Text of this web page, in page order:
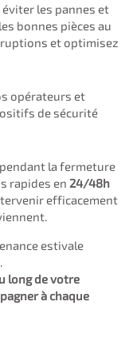
les pannes et
bonnes pièces au
et optimisez
opérateurs et
de sécurité
la fermeture
rapides en 24/48h
efficacement
estivale
long de votre
à chaque